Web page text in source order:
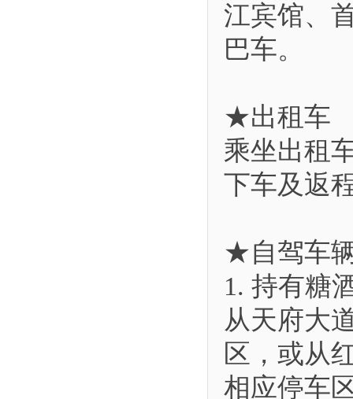
江宾馆、
巴车。
★出租车
乘坐出租
下车及返
★自驾车
1. 持有糖
从天府大
区，或从
相应停车